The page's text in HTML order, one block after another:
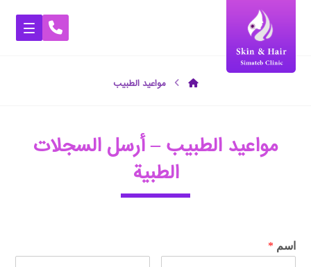
مواعيد الطبيب
مواعيد الطبيب – أرسل السجلات
الطبية
اسم *